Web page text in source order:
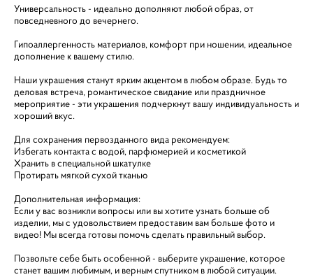
Универсальность - идеально дополняют любой образ, от
повседневного до вечернего.
Гипоаллергенность материалов, комфорт при ношении, идеальное
дополнение к вашему стилю.
Наши украшения станут ярким акцентом в любом образе. Будь то
деловая встреча, романтическое свидание или праздничное
мероприятие - эти украшения подчеркнут вашу индивидуальность и
хороший вкус.
Для сохранения первозданного вида рекомендуем:
Избегать контакта с водой, парфюмерией и косметикой
Хранить в специальной шкатулке
Протирать мягкой сухой тканью
Дополнительная информация:
Если у вас возникли вопросы или вы хотите узнать больше об
изделии, мы с удовольствием предоставим вам больше фото и
видео! Мы всегда готовы помочь сделать правильный выбор.
Позвольте себе быть особенной - выберите украшение, которое
станет вашим любимым, и верным спутником в любой ситуации.